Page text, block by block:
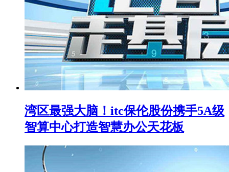
湾区最强大脑！itc保伦股份携手5A级
智算中心打造智慧办公天花板